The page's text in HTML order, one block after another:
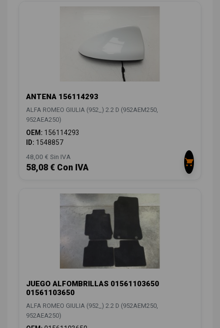
ANTENA 156114293
ALFA ROMEO GIULIA (952_) 2.2 D (952AEM250,
952AEA250)
OEM: 156114293
ID: 1548857
48,00 € Sin IVA
58,08 € Con IVA
JUEGO ALFOMBRILLAS 01561103650
01561103650
ALFA ROMEO GIULIA (952_) 2.2 D (952AEM250,
952AEA250)